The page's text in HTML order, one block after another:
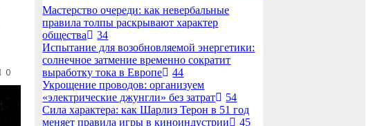
0
Мастерство очереди: как невербальные
правила толпы раскрывают характер
общества
34
Испытание для возобновляемой энергетики:
солнечное затмение временно сократит
выработку тока в Европе
44
Укрощение проводов: организуем
«электрические джунгли» без затрат
54
Сила характера: как Шарлиз Терон в 51 год
меняет правила игры в киноиндустрии
45